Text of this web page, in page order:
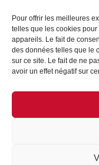
Pour offrir les meilleures
telles que les cookies
appareils. Le fait de
des données telles que le
sur ce site. Le fait de ne
avoir un effet négatif sur
Produit
Lire la suite